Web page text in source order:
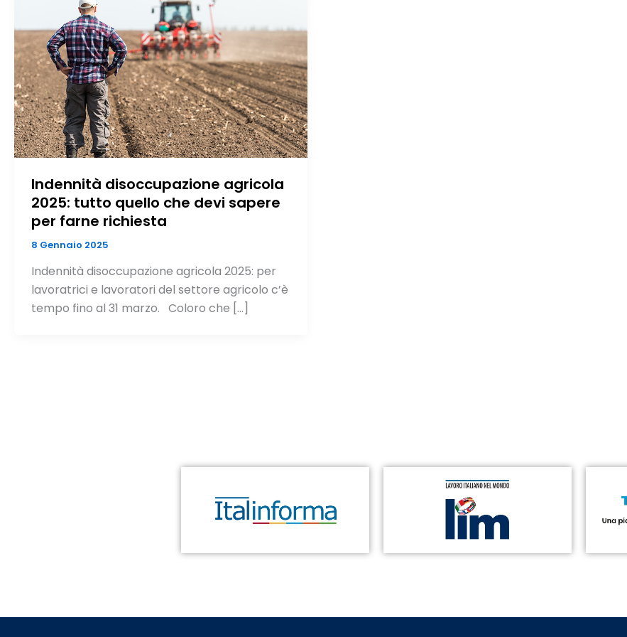
Indennità disoccupazione agricola
2025: tutto quello che devi sapere
per farne richiesta
8 Gennaio 2025
Indennità disoccupazione agricola 2025: per
lavoratrici e lavoratori del settore agricolo c’è
tempo fino al 31 marzo. Coloro che […]